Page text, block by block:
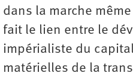
dans la marche
fait le lien entre le
impérialiste du
matérielles de la